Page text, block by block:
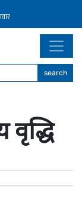
search
वृद्धि